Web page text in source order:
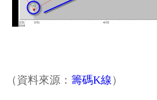
（資料來源： 籌碼K線 ）